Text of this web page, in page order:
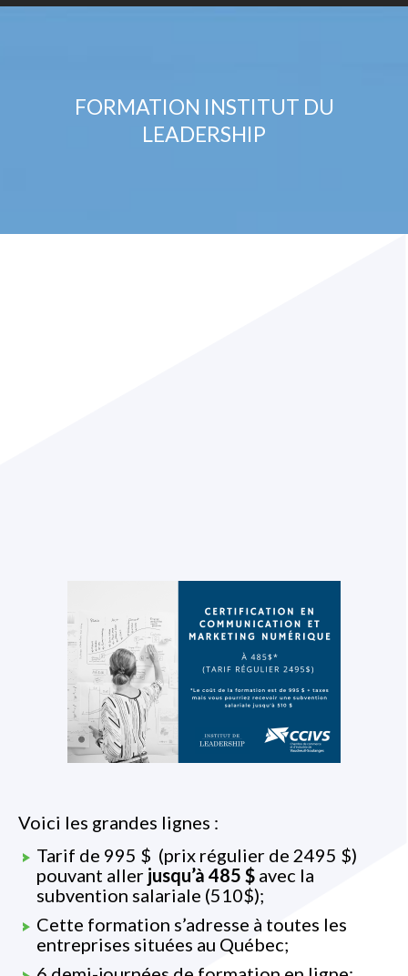
FORMATION INSTITUT DU
LEADERSHIP
Voici les grandes lignes :
Tarif de 995 $ (prix régulier de 2495 $)
pouvant aller jusqu’à 485 $ avec la
subvention salariale (510$);
Cette formation s’adresse à toutes les
entreprises situées au Québec;